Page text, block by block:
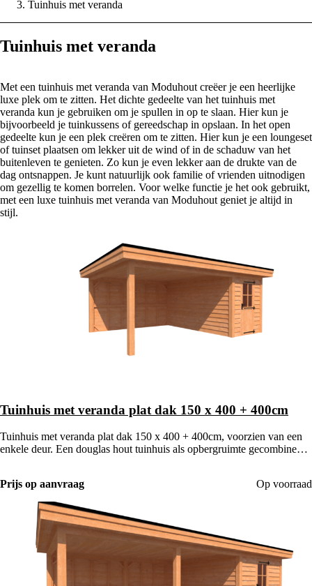
Tuinhuis met veranda
Tuinhuis met veranda
Met een tuinhuis met veranda van Moduhout creëer je een heerlijke
luxe plek om te zitten. Het dichte gedeelte van het tuinhuis met
veranda kun je gebruiken om je spullen in op te slaan. Hier kun je
bijvoorbeeld je tuinkussens of gereedschap in opslaan. In het open
gedeelte kun je een plek creëren om te zitten. Hier kun je een loungeset
of tuinset plaatsen om lekker uit de wind of in de schaduw van het
buitenleven te genieten. Zo kun je even lekker aan de drukte van de
dag ontsnappen. Je kunt natuurlijk ook familie of vrienden uitnodigen
om gezellig te komen borrelen. Voor welke functie je het ook gebruikt,
met een luxe tuinhuis met veranda van Moduhout geniet je altijd in
stijl.
Tuinhuis met veranda plat dak 150 x 400 + 400cm
Tuinhuis met veranda plat dak 150 x 400 + 400cm, voorzien van een
enkele deur. Een douglas hout tuinhuis als opbergruimte gecombineerd
Prijs op aanvraag
Op voorraad